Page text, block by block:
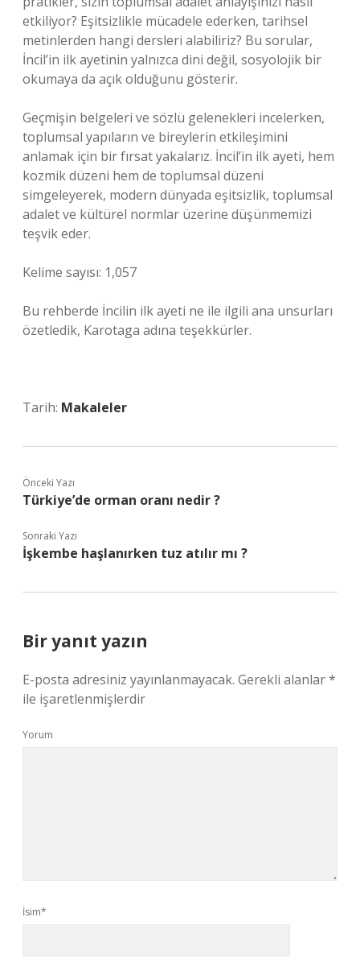
etkiliyor? Eşitsizlikle mücadele ederken, tarihsel
metinlerden hangi dersleri alabiliriz? Bu sorular,
İncil’in ilk ayetinin yalnızca dini değil, sosyolojik bir
okumaya da açık olduğunu gösterir.
Geçmişin belgeleri ve sözlü gelenekleri incelerken,
toplumsal yapıların ve bireylerin etkileşimini
anlamak için bir fırsat yakalarız. İncil’in ilk ayeti, hem
kozmik düzeni hem de toplumsal düzeni
simgeleyerek, modern dünyada eşitsizlik, toplumsal
adalet ve kültürel normlar üzerine düşünmemizi
teşvik eder.
Kelime sayısı: 1,057
Bu rehberde İncilin ilk ayeti ne ile ilgili ana unsurları
özetledik, Karotaga adına teşekkürler.
Tarih: Makaleler
Önceki Yazı
Türkiye’de orman oranı nedir ?
Sonraki Yazı
İşkembe haşlanırken tuz atılır mı ?
Bir yanıt yazın
E-posta adresiniz yayınlanmayacak. Gerekli alanlar*
ile işaretlenmişlerdir
Yorum
İsim*